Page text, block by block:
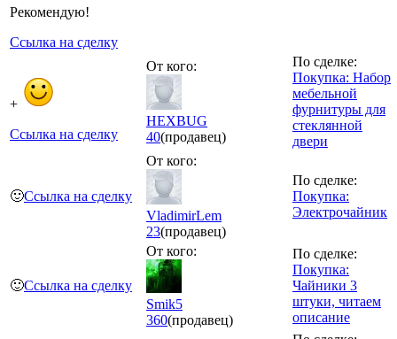
Рекомендую!
Ссылка на сделку
+
Ссылка на сделку
От кого:
HEXBUG
40(продавец)
По сделке:
Покупка: Набор
мебельной
фурнитуры для
стеклянной
двери
🙂Ссылка на сделку
От кого:
VladimirLem
23(продавец)
По сделке:
Покупка:
Электрочайник
🙂Ссылка на сделку
От кого:
Smik5
360(продавец)
По сделке:
Покупка:
Чайники 3
штуки, читаем
описание